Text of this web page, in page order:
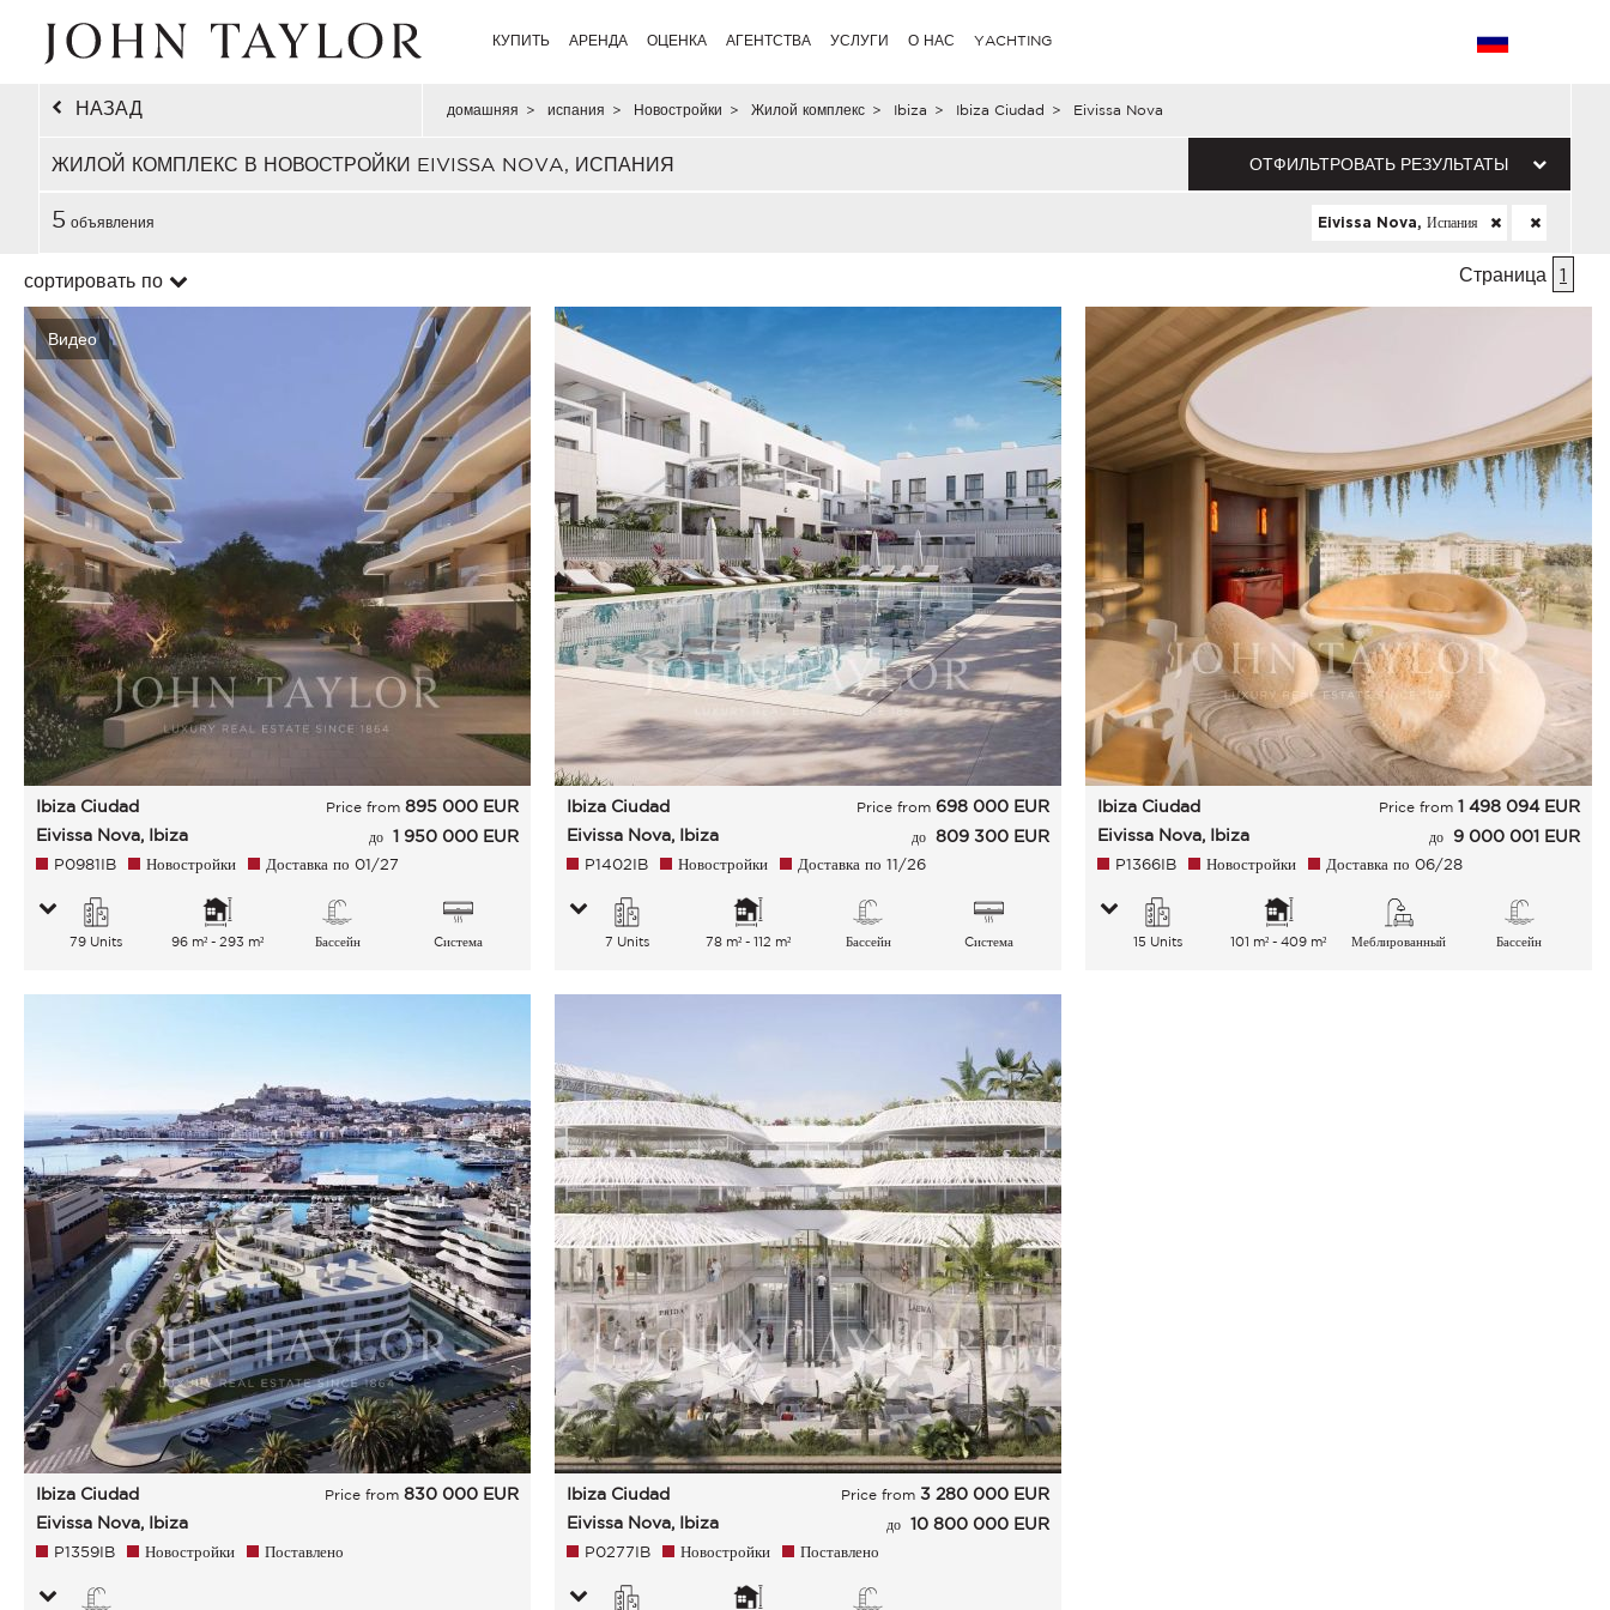
КУПИТЬ АРЕНДА ОЦЕНКА АГЕНТСТВА УСЛУГИ О НАС YACHTING
НАЗАД домашняя > испания > Новостройки > Жилой комплекс > Ibiza > Ibiza Ciudad > Eivissa Nova
ЖИЛОЙ КОМПЛЕКС В НОВОСТРОЙКИ EIVISSA NOVA, ИСПАНИЯ ОТФИЛЬТРОВАТЬ РЕЗУЛЬТАТЫ
5 объявления Eivissa Nova, Испания
сортировать по Страница 1
Видео
Ibiza Ciudad
Eivissa Nova, Ibiza
Price from 895 000 EUR
до 1 950 000 EUR
P0981IB Новостройки Доставка по 01/27
79 Units 96 m² - 293 m² Бассейн
Cистема
воздуха
Ibiza Ciudad
Eivissa Nova, Ibiza
Price from 698 000 EUR
до 809 300 EUR
P1402IB Новостройки Доставка по 11/26
7 Units 78 m² - 112 m² Бассейн
Cистема
воздуха
Ibiza Ciudad
Eivissa Nova, Ibiza
Price from 1 498 094 EUR
до 9 000 001 EUR
P1366IB Новостройки Доставка по 06/28
15 Units 101 m² - 409 m² Меблированный Бассейн
Ibiza Ciudad
Eivissa Nova, Ibiza
Price from 830 000 EUR
P1359IB Новостройки Поставлено
Ibiza Ciudad
Eivissa Nova, Ibiza
Price from 3 280 000 EUR
до 10 800 000 EUR
P0277IB Новостройки Поставлено